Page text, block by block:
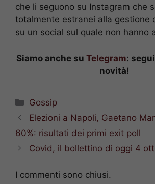
che li seguono su Instagram che
totalmente estranei alla gestione
su un social sul quale non hanno
Siamo anche su Telegram:
novità!
Categorie
Gossip
Elezioni a Napoli, Gaetano
60%: risultati dei primi exit poll
Covid, il bollettino di oggi 4
I commenti sono chiusi.